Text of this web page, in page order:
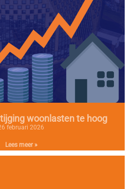
woonlasten te hoog
februari 2026
Lees meer »